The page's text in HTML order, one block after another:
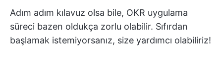
Adım adım kılavuz olsa bile, OKR uygulama
süreci bazen oldukça zorlu olabilir. Sıfırdan
başlamak istemiyorsanız, size yardımcı olabiliriz!